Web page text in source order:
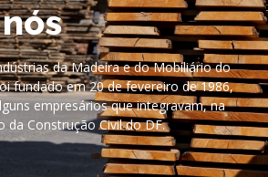
da Madeira e do Mobiliário do
fundado em 20 de fevereiro de 1986,
empresários que integravam, na
da Construção Civil do DF.